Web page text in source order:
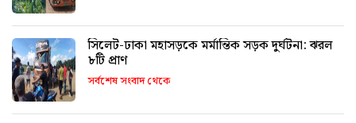
সিলেট-ঢাকা মহাসড়কে মর্মান্তিক সড়ক দুর্ঘটনা: ঝরল
৮টি প্রাণ
সর্বশেষ সংবাদ থেকে